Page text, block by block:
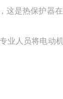
这是热保护器
业人员将电动